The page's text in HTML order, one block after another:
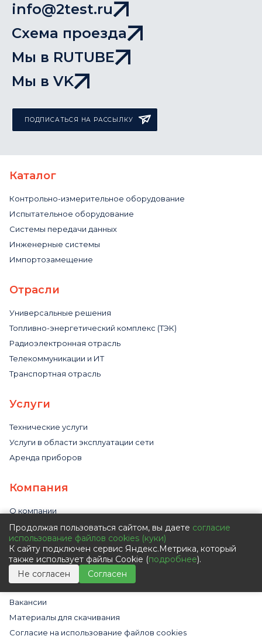
info@2test.ru
Схема проезда
Мы в RUTUBE
Мы в VK
ПОДПИСАТЬСЯ НА РАССЫЛКУ
Каталог
Контрольно-измерительное оборудование
Испытательное оборудование
Системы передачи данных
Инженерные системы
Импортозамещение
Отрасли
Универсальные решения
Топливно-энергетический комплекс (ТЭК)
Радиоэлектронная отрасль
Телекоммуникации и ИТ
Транспортная отрасль
Услуги
Технические услуги
Услуги в области эксплуатации сети
Аренда приборов
Компания
О компании
Сертификаты и статусы
Наши партнеры
Видео
Новости
Вакансии
Материалы для скачивания
Cогласие на использование файлов cookies
Продолжая пользоваться сайтом, вы даете согласие
использование файлов cookies (куки)
К сайту подключен сервис Яндекс.Метрика, который
также использует файлы Cookie (подробнее).
Не согласен
Согласен